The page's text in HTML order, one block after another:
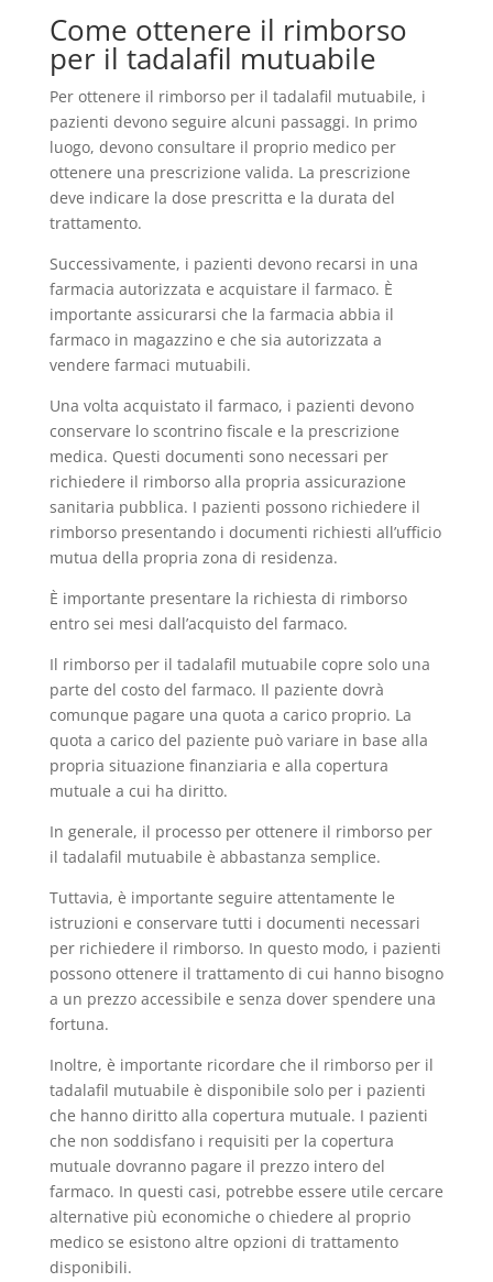
Come ottenere il rimborso
per il tadalafil mutuabile
Per ottenere il rimborso per il tadalafil mutuabile, i
pazienti devono seguire alcuni passaggi. In primo
luogo, devono consultare il proprio medico per
ottenere una prescrizione valida. La prescrizione
deve indicare la dose prescritta e la durata del
trattamento.
Successivamente, i pazienti devono recarsi in una
farmacia autorizzata e acquistare il farmaco. È
importante assicurarsi che la farmacia abbia il
farmaco in magazzino e che sia autorizzata a
vendere farmaci mutuabili.
Una volta acquistato il farmaco, i pazienti devono
conservare lo scontrino fiscale e la prescrizione
medica. Questi documenti sono necessari per
richiedere il rimborso alla propria assicurazione
sanitaria pubblica. I pazienti possono richiedere il
rimborso presentando i documenti richiesti all’ufficio
mutua della propria zona di residenza.
È importante presentare la richiesta di rimborso
entro sei mesi dall’acquisto del farmaco.
Il rimborso per il tadalafil mutuabile copre solo una
parte del costo del farmaco. Il paziente dovrà
comunque pagare una quota a carico proprio. La
quota a carico del paziente può variare in base alla
propria situazione finanziaria e alla copertura
mutuale a cui ha diritto.
In generale, il processo per ottenere il rimborso per
il tadalafil mutuabile è abbastanza semplice.
Tuttavia, è importante seguire attentamente le
istruzioni e conservare tutti i documenti necessari
per richiedere il rimborso. In questo modo, i pazienti
possono ottenere il trattamento di cui hanno bisogno
a un prezzo accessibile e senza dover spendere una
fortuna.
Inoltre, è importante ricordare che il rimborso per il
tadalafil mutuabile è disponibile solo per i pazienti
che hanno diritto alla copertura mutuale. I pazienti
che non soddisfano i requisiti per la copertura
mutuale dovranno pagare il prezzo intero del
farmaco. In questi casi, potrebbe essere utile cercare
alternative più economiche o chiedere al proprio
medico se esistono altre opzioni di trattamento
disponibili.